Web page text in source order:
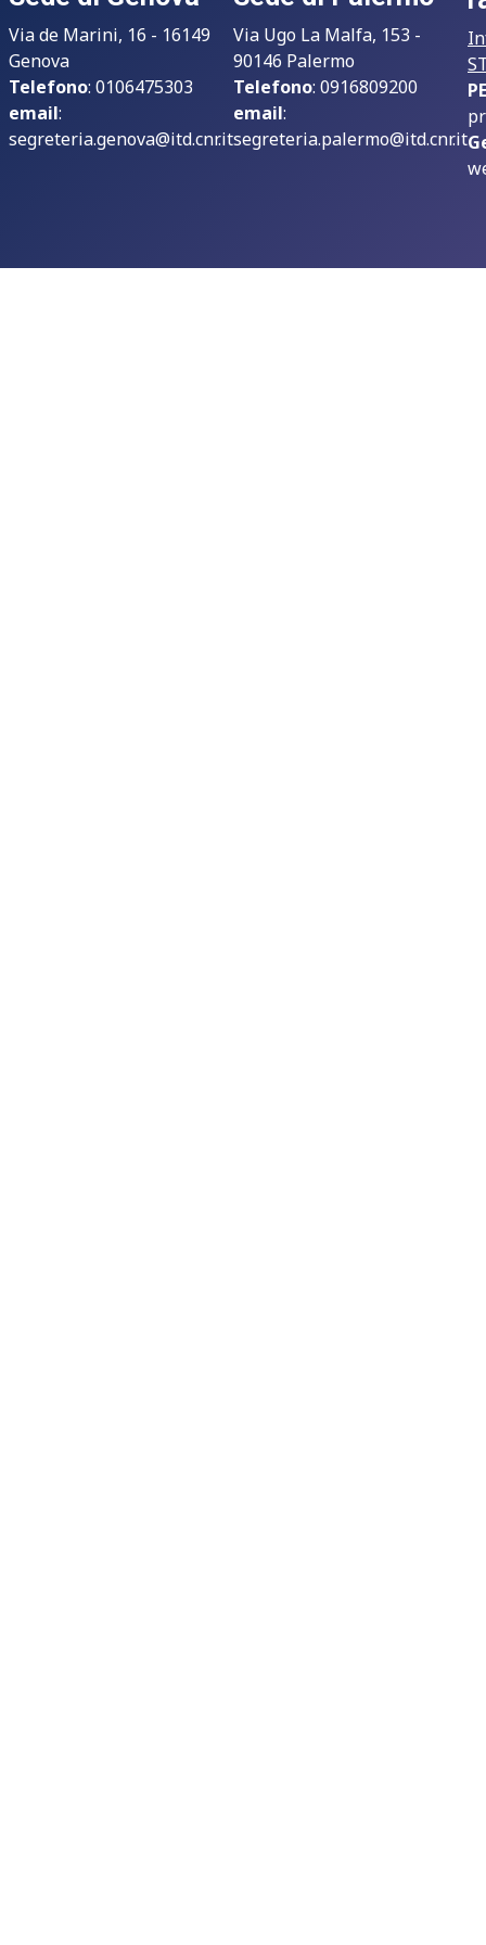
Via de Marini, 16 - 16149
Genova
Telefono: 0106475303
email:
segreteria.genova@itd.cnr.it
Via Ugo La Malfa, 153 -
90146 Palermo
Telefono: 0916809200
email:
segreteria.palermo@itd.cnr.it